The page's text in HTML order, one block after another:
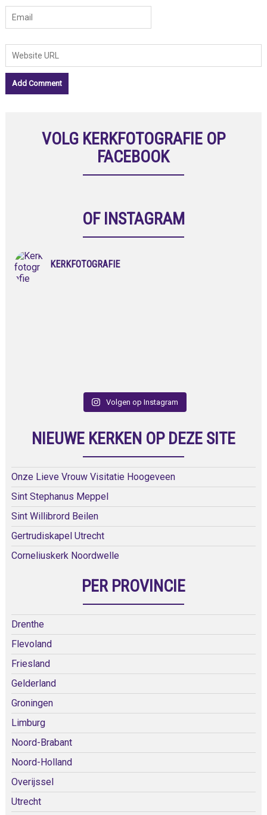
VOLG KERKFOTOGRAFIE OP
FACEBOOK
OF INSTAGRAM
KERKFOTOGRAFIE
Volgen op Instagram
NIEUWE KERKEN OP DEZE SITE
Onze Lieve Vrouw Visitatie Hoogeveen
Sint Stephanus Meppel
Sint Willibrord Beilen
Gertrudiskapel Utrecht
Corneliuskerk Noordwelle
PER PROVINCIE
Drenthe
Flevoland
Friesland
Gelderland
Groningen
Limburg
Noord-Brabant
Noord-Holland
Overijssel
Utrecht